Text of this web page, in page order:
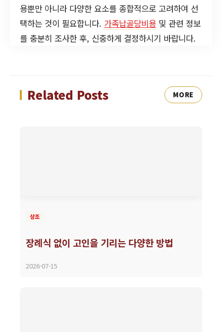
용뿐만 아니라 다양한 요소를 종합적으로 고려하여 선
택하는 것이 필요합니다. 가족납골당비용 및 관련 정보
를 충분히 조사한 후, 신중하게 결정하시기 바랍니다.
Related Posts MORE
상조
장례식 없이 고인을 기리는 다양한 방법
2026-07-15